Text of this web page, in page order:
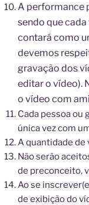
A performance
sendo que
contará como
devemos r
gravação dos
editar o vídeo).
o vídeo com
Cada pessoa ou
única vez com
A quantidade de
Não serão
de preconceito,
Ao se
de exibição do